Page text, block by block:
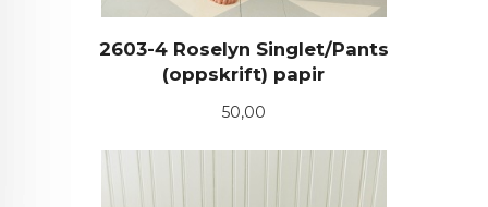
2603-4 Roselyn Singlet/Pants
(oppskrift) papir
Pris
50,00